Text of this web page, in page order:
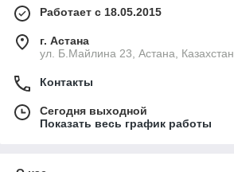
Работает с 18.05.2015
г. Астана
ул. Б.Майлина 23, Астана, Казахстан
Контакты
Сегодня выходной
Показать весь график работы